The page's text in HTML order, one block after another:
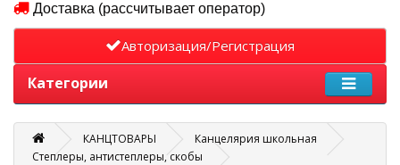
Доставка (рассчитывает оператор)
Авторизация/Регистрация
Категории
КАНЦТОВАРЫ
Канцелярия школьная
Степлеры, антистеплеры, скобы